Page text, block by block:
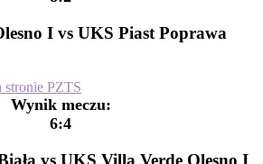
I vs UKS Piast Poprawa
stronie PZTS
Wynik meczu:
6:4
vs UKS Villa Verde Olesno I